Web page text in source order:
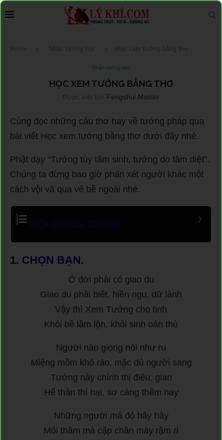
Home Nhân tướng học Học xem tướng bằng thơ
Nhân tướng học
HỌC XEM TƯỚNG BẰNG THƠ
Được viết bởi Fengshui Master
Cùng đọc những câu thơ hay về tướng pháp qua
bài viết Học xem tướng bằng thơ dưới đây nhé.
Phật dạy “Tướng tùy tâm sinh, tướng do tâm diệt”.
Chúng ta đừng bao giờ phán xét người khác một
cách vội vã qua vẻ bề ngoài nhé.
NỘI DUNG CHÍNH
1. CHỌN BẠN.
Ở đời phải có giao du
Giao du phải biết, hiền ngu, dữ lành
Vậy thì Xem Tướng cho tinh
Khỏi bề lầm lộn, khỏi sinh oán thù
Người nào giọng nói như ru
Miệng mồm khô ráo, mặc dù người sang
Tướng này chính thị điêu, gian
Hể thân thì hại, sơ càng thêm hay
Những người má đỏ hây hây
Môi thâm mà cặp chân mày rậm ri